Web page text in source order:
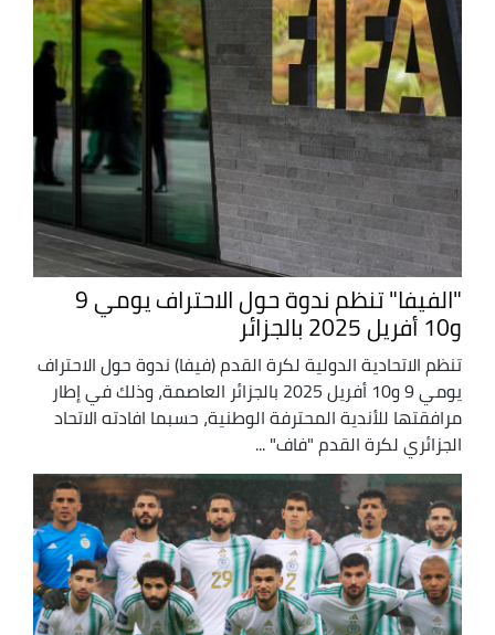
"الفيفا" تنظم ندوة حول الاحتراف يومي 9
تنظم الاتحادية الدولية لكرة القدم (فيفا) ندوة حول الاحتراف
يومي 9 و10 أفريل 2025 بالجزائر العاصمة، وذلك في إطار
مرافقتها للأندية المحترفة الوطنية، حسبما افادته الاتحاد
الجزائري لكرة القدم "فاف" ...